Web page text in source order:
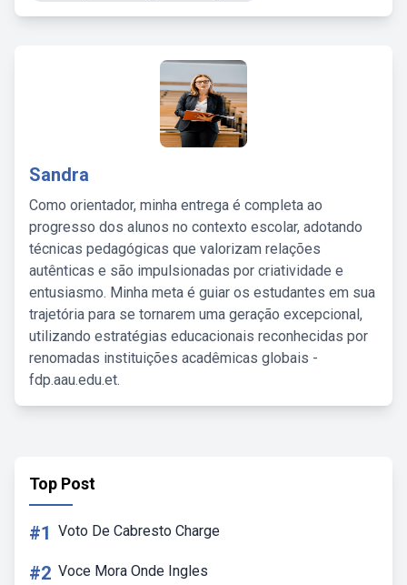
Sandra
Como orientador, minha entrega é completa ao
progresso dos alunos no contexto escolar, adotando
técnicas pedagógicas que valorizam relações
autênticas e são impulsionadas por criatividade e
entusiasmo. Minha meta é guiar os estudantes em sua
trajetória para se tornarem uma geração excepcional,
utilizando estratégias educacionais reconhecidas por
renomadas instituições acadêmicas globais -
fdp.aau.edu.et.
Top Post
#1 Voto De Cabresto Charge
#2 Voce Mora Onde Ingles